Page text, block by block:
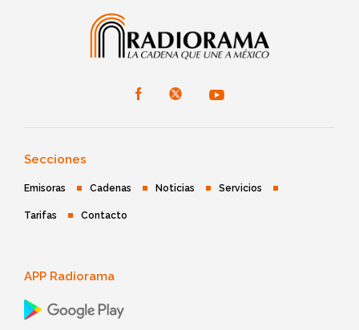
Secciones
Emisoras Cadenas Noticias Servicios
Tarifas Contacto
APP Radiorama